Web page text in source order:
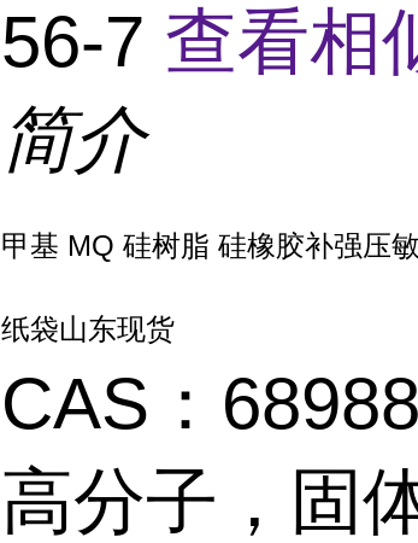
56-7 查看相
简介
甲基 MQ 硅树脂 硅橡胶补强压
纸袋山东现货
CAS：
高分子，固